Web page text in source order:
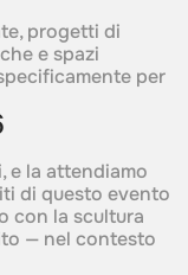
progetti di
e spazi
per
e la attendiamo
di questo evento
con la scultura
— nel contesto